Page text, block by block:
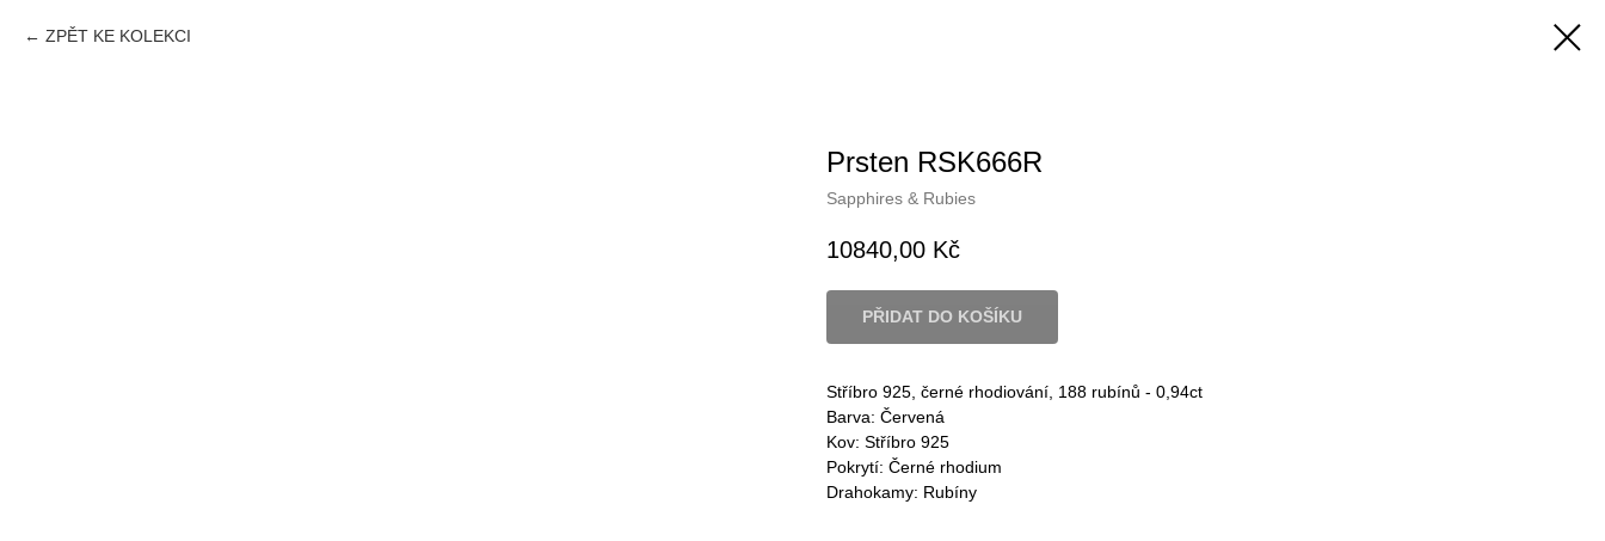
ZPĚT KE KOLEKCI
Prsten RSK666R
Sapphires & Rubies
10840,00 Kč
PŘIDAT DO KOŠÍKU
Stříbro 925, černé rhodiování, 188 rubínů - 0,94ct
Barva: Červená
Kov: Stříbro 925
Pokrytí: Černé rhodium
Drahokamy: Rubíny